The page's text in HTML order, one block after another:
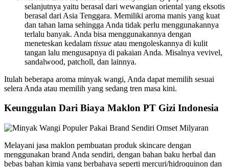
selanjutnya yaitu berasal dari wewangian oriental yang eksotis
berasal dari Asia Tenggara. Memiliki aroma manis yang kuat
dan tahan lama sehingga Anda tidak perlu menggunakannya
terlalu banyak. Anda bisa menggunakannya dengan
meneteskan kedalam tissue atau mengoleskannya di kulit
tangan lalu mengusapnya di pakaian Anda. Misalnya vevivel,
sandalwood, patcholl, dan lainnya.
Itulah beberapa aroma minyak wangi, Anda dapat memilih sesuai
selera Anda atau memilih yang sedang tren masa kini.
Keunggulan Dari Biaya Maklon PT Gizi Indonesia
Melayani jasa maklon pembuatan produk skincare dengan
menggunakan brand Anda sendiri, dengan bahan baku herbal dan
bebas bahan kimia yang berbahaya seperti mercuri/hidroquinon dan